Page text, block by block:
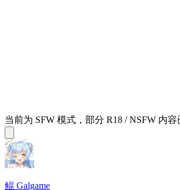
当前为 SFW 模式，部分 R18 / NSFW 内
鲲 Galgame